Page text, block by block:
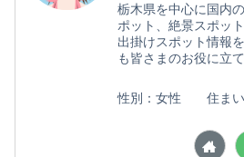
栃木県を中心に国内
ポット、絶景スポッ
出掛けスポット情報
も皆さまのお役に立
性別：女性 住まい